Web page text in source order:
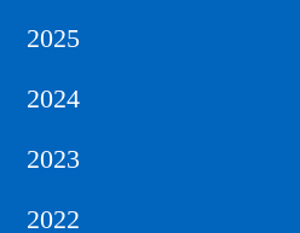
2025
2024
2023
2022